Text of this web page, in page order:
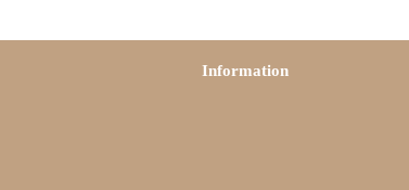
Information